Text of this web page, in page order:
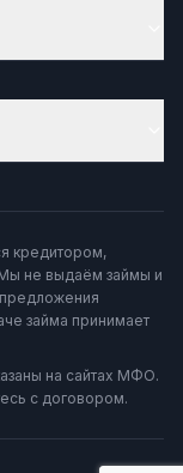
кредитором,
не выдаём займы и
займа принимает
на сайтах МФО.
с договором.